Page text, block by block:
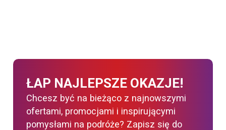
ŁAP NAJLEPSZE OKAZJE!
Chcesz być na bieżąco z najnowszymi
ofertami, promocjami i inspirującymi
pomysłami na podróże? Zapisz się do